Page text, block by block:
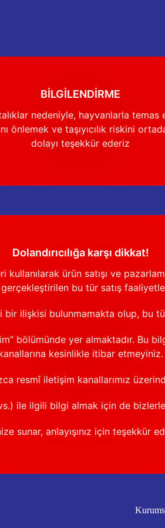
BİLGİLENDİRME
nedeniyle, hayvanlarla
önlemek ve taşıyıcılık riskini
dolayı teşekkür ederiz
Dolandırıcılığa karşı dikkat!
ürün satışı ve
bu tür satış faaliyetleri
bir ilişkisi bulunmamakta olup, bu
bölümünde yer almaktadır. Bu
kesinlikle itibar etmeyiniz.
resmî iletişim kanallarımız
ile ilgili bilgi almak için de
sunar, anlayışınız için teşekkür